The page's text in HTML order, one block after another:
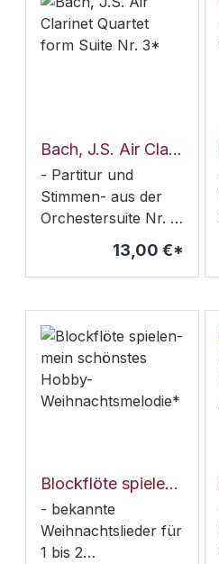
Bach, J.S. Air Clarinet Quartet form Suite Nr. 3*
- Partitur und
Stimmen- aus der
Orchestersuite Nr. 3
in D-Dur BWV 1068-
Schwierigkeit: mittel
13,00 €*
Blockflöte spielen- mein schönstes Hobby- Weihnachtsmelodie*
- bekannte
Weihnachtslieder für
1 bis 2